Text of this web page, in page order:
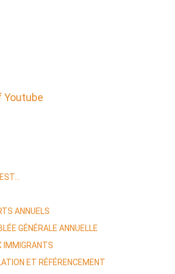
Youtube
ANNUELS
GÉNÉRALE ANNUELLE
IMMIGRANTS
ET RÉFÉRENCEMENT